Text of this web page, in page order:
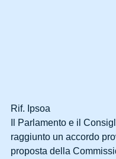
Rif. Ipsoa
Il Parlamento e il
raggiunto un accordo
proposta della